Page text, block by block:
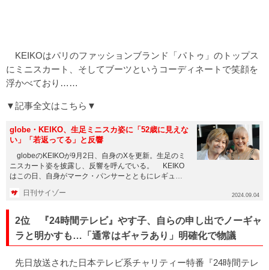
KEIKOはパリのファッションブランド「パトゥ」のトップス
にミニスカート、そしてブーツというコーディネートで笑顔を
浮かべており……
▼記事全文はこちら▼
globe・KEIKO、生足ミニスカ姿に「52歳に見えな
い」「若返ってる」と反響
globeのKEIKOが9月2日、自身のXを更新。生足のミ
ニスカート姿を披露し、反響を呼んでいる。 KEIKO
はこの日、自身がマーク・パンサーとともにレギュラ
日刊サイゾー 2024.09.04
2位 『24時間テレビ』やす子、自らの申し出でノーギャ
ラと明かすも…「通常はギャラあり」明確化で物議
先日放送された日本テレビ系チャリティー特番『24時間テレ